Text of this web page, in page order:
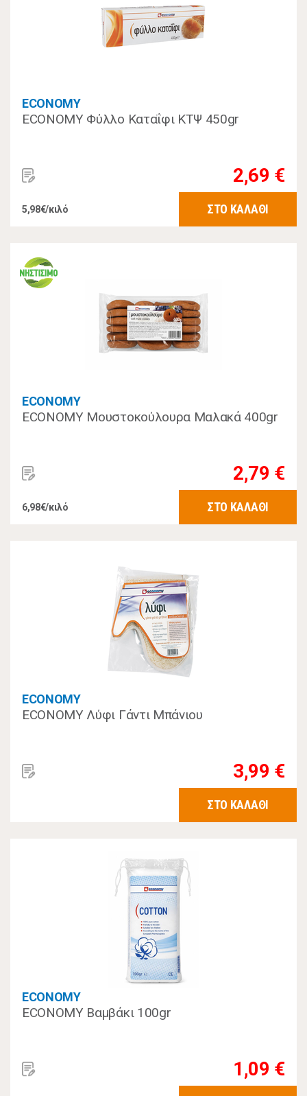
ECONOMY
ECONOMY Φύλλο Καταΐφι ΚΤΨ 450gr
2,69 €
5,98€/κιλό ΣΤΟ ΚΑΛΑΘΙ
ECONOMY
ECONOMY Μουστοκούλουρα Μαλακά 400gr
2,79 €
6,98€/κιλό ΣΤΟ ΚΑΛΑΘΙ
ECONOMY
ECONOMY Λύφι Γάντι Μπάνιου
3,99 €
ΣΤΟ ΚΑΛΑΘΙ
ECONOMY
ECONOMY Βαμβάκι 100gr
1,09 €